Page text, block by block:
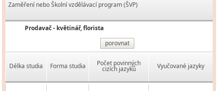
Zaměření nebo Školní vzdělávací program (ŠVP)
Prodavač - květinář, florista
porovnat
Délka studia Forma studia Počet povinných
cizích jazyků Vyučované jazyky